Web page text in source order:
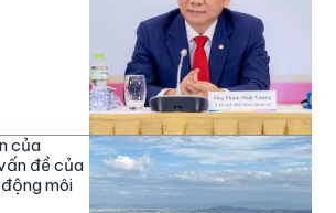
của
đề của
môi